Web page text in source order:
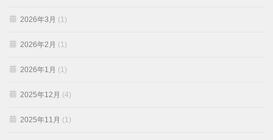
2026年3月 (1)
2026年2月 (1)
2026年1月 (1)
2025年12月 (4)
2025年11月 (1)